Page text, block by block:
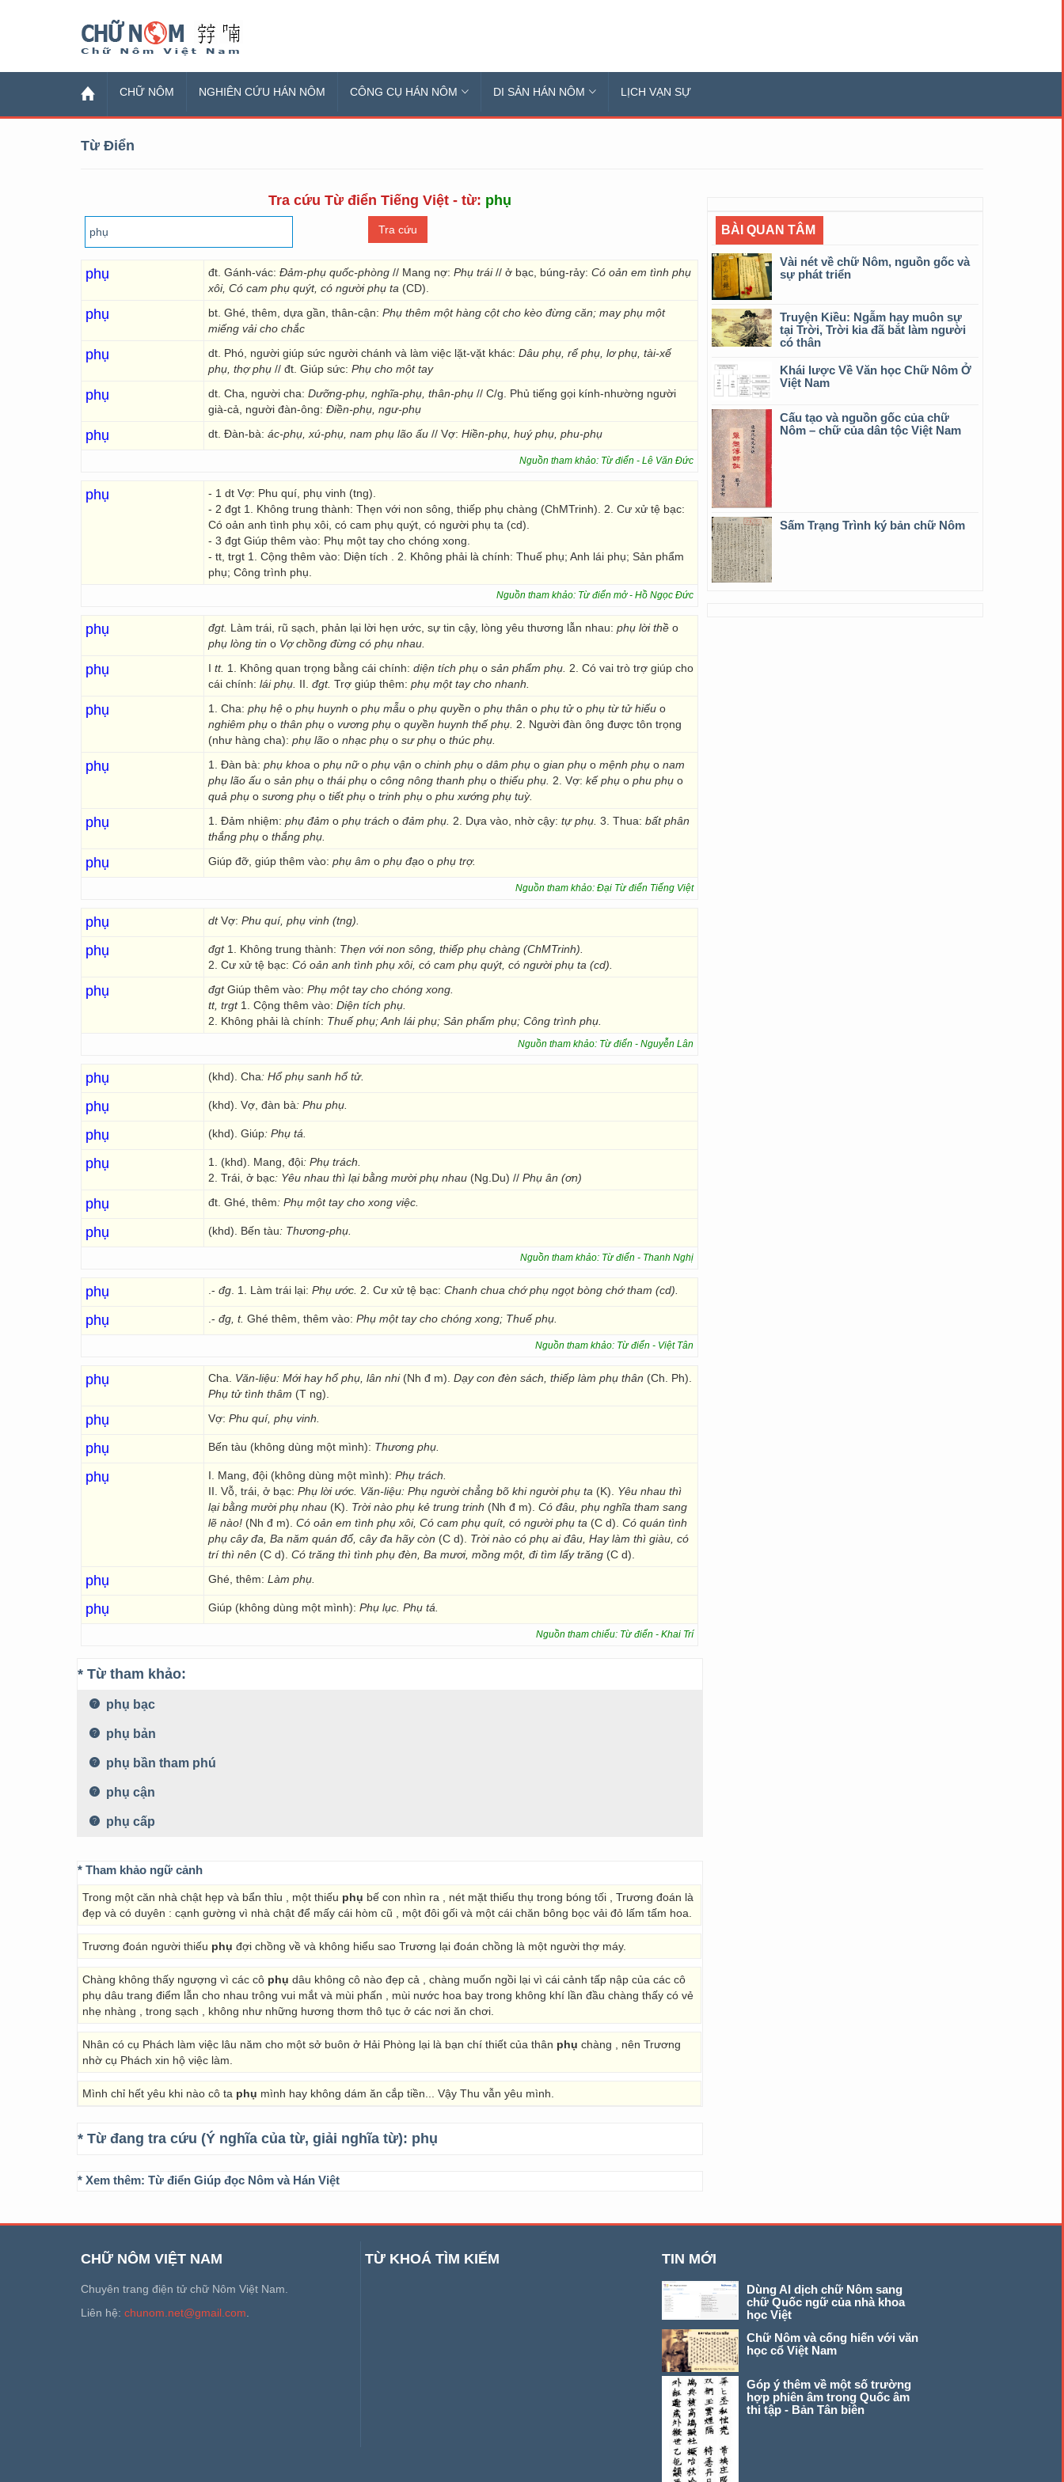
CHỮ NÔM NGHIÊN CỨU HÁN NÔM CÔNG CỤ HÁN NÔM DI SẢN HÁN NÔM LỊCH VẠN SỰ
Từ Điển
Tra cứu Từ điển Tiếng Việt - từ: phụ
phụ đt. Gánh-vác: Đảm-phụ quốc-phòng // Mang nợ: Phụ trái// ở bạc, búng-rảy: Có oản em tình phụ
xôi, Có cam phụ quýt, có người phụ ta (CD).
phụ bt. Ghé, thêm, dựa gần, thân-cận: Phụ thêm một hàng cột cho kèo đừng căn; may phụ một
miếng vải cho chắc
phụ dt. Phó, người giúp sức người chánh và làm việc lặt-vặt khác: Dâu phụ, rể phụ, lơ phụ, tài-xế
phụ, thợ phụ // đt. Giúp sức: Phụ cho một tay
phụ dt. Cha, người cha: Dưỡng-phụ, nghĩa-phụ, thân-phụ // C/g. Phủ tiếng gọi kính-nhường người
già-cả, người đàn-ông: Điền-phụ, ngư-phụ
phụ dt. Đàn-bà: ác-phụ, xú-phụ, nam phụ lão ấu // Vợ: Hiền-phụ, huý phụ, phu-phụ
Nguồn tham khảo: Từ điển - Lê Văn Đức
phụ
- 1 dt Vợ: Phu quí, phụ vinh (tng).
- 2 đgt 1. Không trung thành: Thẹn với non sông, thiếp phụ chàng (ChMTrinh). 2. Cư xử tệ bạc:
Có oản anh tình phụ xôi, có cam phụ quýt, có người phụ ta (cd).
- 3 đgt Giúp thêm vào: Phụ một tay cho chóng xong.
- tt, trgt 1. Cộng thêm vào: Diện tích . 2. Không phải là chính: Thuế phụ; Anh lái phụ; Sản phẩm
phụ; Công trình phụ.
Nguồn tham khảo: Từ điển mở - Hồ Ngọc Đức
phụ đgt. Làm trái, rũ sạch, phản lại lời hẹn ước, sự tin cậy, lòng yêu thương lẫn nhau: phụ lời thề o
phụ lòng tin o Vợ chồng đừng có phụ nhau.
phụ I tt. 1. Không quan trọng bằng cái chính: diện tích phụ o sản phẩm phụ. 2. Có vai trò trợ giúp cho
cái chính: lái phụ. II. đgt. Trợ giúp thêm: phụ một tay cho nhanh.
phụ 1. Cha: phụ hệ o phụ huynh o phụ mẫu o phụ quyền o phụ thân o phụ tửo phụ từ tử hiếu o
nghiêm phụ o thân phụ o vương phụ o quyền huynh thế phụ. 2. Người đàn ông được tôn trọng
(như hàng cha): phụ lão o nhạc phụ o sư phụ o thúc phụ.
phụ 1. Đàn bà: phụ khoa o phụ nữo phụ vận o chinh phụ o dâm phụ o gian phụ o mệnh phụ o nam
phụ lão ấu o sản phụ o thái phụ o công nông thanh phụ o thiếu phụ. 2. Vợ: kế phụ o phu phụ o
quả phụ o sương phụ o tiết phụ o trinh phụ o phu xướng phụ tuỳ.
phụ 1. Đảm nhiệm: phụ đảm o phụ trách o đảm phụ. 2. Dựa vào, nhờ cậy: tự phụ. 3. Thua: bất phân
thắng phụ o thắng phụ.
phụ Giúp đỡ, giúp thêm vào: phụ âm o phụ đạo o phụ trợ.
Nguồn tham khảo: Đại Từ điển Tiếng Việt
phụ dtVợ: Phu quí, phụ vinh (tng).
phụ đgt 1. Không trung thành: Thẹn với non sông, thiếp phụ chàng (ChMTrinh).
2. Cư xử tệ bạc: Có oản anh tình phụ xôi, có cam phụ quýt, có người phụ ta (cd).
phụ đgtGiúp thêm vào: Phụ một tay cho chóng xong.
tt, trgt 1. Cộng thêm vào: Diện tích phụ.
2. Không phải là chính: Thuế phụ; Anh lái phụ; Sản phẩm phụ; Công trình phụ.
Nguồn tham khảo: Từ điển - Nguyễn Lân
phụ (khd). Cha: Hổ phụ sanh hổ tử.
phụ (khd). Vợ, đàn bà: Phu phụ.
phụ (khd). Giúp: Phụ tá.
phụ 1. (khd). Mang, đội: Phụ trách.
2. Trái, ở bạc: Yêu nhau thì lại bằng mười phụ nhau (Ng.Du) // Phụ ân (ơn)
phụ đt. Ghé, thêm: Phụ một tay cho xong việc.
phụ (khd). Bến tàu: Thương-phụ.
Nguồn tham khảo: Từ điển - Thanh Nghị
phụ .- đg . 1. Làm trái lại: Phụ ước. 2. Cư xử tệ bạc: Chanh chua chớ phụ ngọt bòng chớ tham (cd).
phụ .- đg, t. Ghé thêm, thêm vào: Phụ một tay cho chóng xong; Thuế phụ.
Nguồn tham khảo: Từ điển - Việt Tân
phụ Cha. Văn-liệu: Mới hay hổ phụ, lân nhi(Nh đ m). Dạy con đèn sách, thiếp làm phụ thân (Ch. Ph).
Phụ tử tình thâm (T ng).
phụ Vợ: Phu quí, phụ vinh.
phụ Bến tàu (không dùng một mình): Thương phụ.
phụ I. Mang, đội (không dùng một mình): Phụ trách.
II. Vỗ, trái, ở bạc: Phụ lời ước. Văn-liệu: Phụ người chẳng bõ khi người phụ ta (K).
Yêu nhau thì
lại bằng mười phụ nhau (K). Trời nào phụ kẻ trung trinh (Nh đ m). Có đâu, phụ nghĩa tham sang
lẽ nào! (Nh đ m). Có oản em tình phụ xôi, Có cam phụ quít, có người phụ ta (C d). Có quán tình
phụ cây đa, Ba năm quán đổ, cây đa hãy còn (C d).
Trời nào có phụ ai đâu, Hay làm thì giàu, có
trí thì nên (C d). Có trăng thì tình phụ đèn, Ba mươi, mồng một, đi tìm lấy trăng (C d).
phụ Ghé, thêm: Làm phụ.
phụ Giúp (không dùng một mình): Phụ lục. Phụ tá.
Nguồn tham chiếu: Từ điển - Khai Trí
* Từ tham khảo:
phụ bạc
phụ bản
phụ bần tham phú
phụ cận
phụ cấp
* Tham khảo ngữ cảnh
Trong một căn nhà chật hẹp và bẩn thỉu , một thiếu phụ bế con nhìn ra , nét mặt thiếu thụ trong bóng tối , Trương đoán là
đẹp và có duyên : cạnh gường vì nhà chật để mấy cái hòm cũ , một đôi gối và một cái chăn bông bọc vải đỏ lấm tấm hoa.
Trương đoán người thiếu phụ đợi chồng về và không hiểu sao Trương lại đoán chồng là một người thợ máy.
Chàng không thấy ngượng vì các cô phụ dâu không cô nào đẹp cả , chàng muốn ngồi lại vì cái cảnh tấp nập của các cô
phụ dâu trang điểm lẫn cho nhau trông vui mắt và mùi phấn , mùi nước hoa bay trong không khí lần đầu chàng thấy có vẻ
nhẹ nhàng , trong sạch , không như những hương thơm thô tục ở các nơi ăn chơi.
Nhân có cụ Phách làm việc lâu năm cho một sở buôn ở Hải Phòng lại là bạn chí thiết của thân phụ chàng , nên Trương
nhờ cụ Phách xin hộ việc làm.
Mình chỉ hết yêu khi nào cô ta phụ mình hay không dám ăn cắp tiền... Vậy Thu vẫn yêu mình.
* Từ đang tra cứu (Ý nghĩa của từ, giải nghĩa từ): phụ
* Xem thêm: Từ điển Giúp đọc Nôm và Hán Việt
BÀI QUAN TÂM
Vài nét về chữ Nôm, nguồn gốc và
sự phát triển
Truyện Kiều: Ngẫm hay muôn sự
tại Trời, Trời kia đã bắt làm người
có thân
Khái lược Về Văn học Chữ Nôm Ở
Việt Nam
Cấu tạo và nguồn gốc của chữ
Nôm – chữ của dân tộc Việt Nam
Sấm Trạng Trình ký bản chữ Nôm
CHỮ NÔM VIỆT NAM
Chuyên trang điện tử chữ Nôm Việt Nam.
Liên hệ: chunom.net@gmail.com
TỪ KHOÁ TÌM KIẾM TIN MỚI
Dùng AI dịch chữ Nôm sang
chữ Quốc ngữ của nhà khoa
học Việt
Chữ Nôm và cống hiến với văn
học cổ Việt Nam
Góp ý thêm về một số trường
hợp phiên âm trong Quốc âm
thi tập - Bản Tân biên